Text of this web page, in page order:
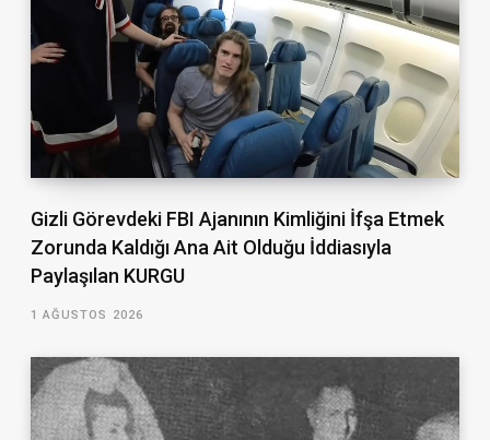
Gizli Görevdeki FBI Ajanının Kimliğini İfşa Etmek
Zorunda Kaldığı Ana Ait Olduğu İddiasıyla
Paylaşılan KURGU
1 AĞUSTOS 2026